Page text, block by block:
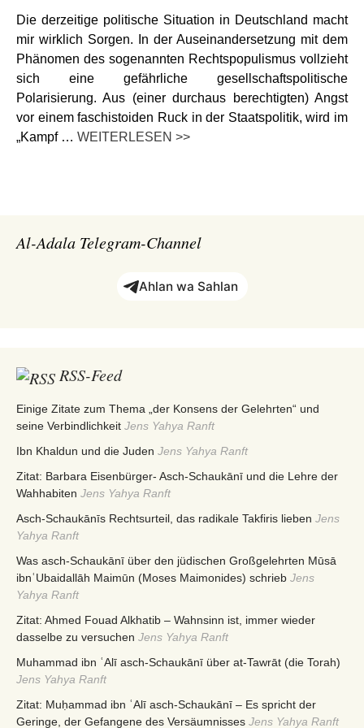
Die derzeitige politische Situation in Deutschland macht
mir wirklich Sorgen. In der Auseinandersetzung mit dem
Phänomen des sogenannten Rechtspopulismus vollzieht
sich eine gefährliche gesellschaftspolitische
Polarisierung. Aus (einer durchaus berechtigten) Angst
vor einem faschistoiden Ruck in der Staatspolitik, wird im
„Kampf … WEITERLESEN >>
Al-Adala Telegram-Channel
Ahlan wa Sahlan
RSS-Feed
Einige Zitate zum Thema „der Konsens der Gelehrten“ und
seine Verbindlichkeit Jens Yahya Ranft
Ibn Khaldun und die Juden Jens Yahya Ranft
Zitat: Barbara Eisenbürger- Asch-Schaukānī und die Lehre der
Wahhabiten Jens Yahya Ranft
Asch-Schaukānīs Rechtsurteil, das radikale Takfiris lieben Jens
Yahya Ranft
Was asch-Schaukānī über den jüdischen Großgelehrten Mūsā
ibnʿUbaidallāh Maimūn (Moses Maimonides) schrieb Jens
Yahya Ranft
Zitat: Ahmed Fouad Alkhatib – Wahnsinn ist, immer wieder
dasselbe zu versuchen Jens Yahya Ranft
Muhammad ibn ʿAlī asch-Schaukānī über at-Tawrāt (die Torah)
Jens Yahya Ranft
Zitat: Muḥammad ibn ʿAlī asch-Schaukānī – Es spricht der
Geringe, der Gefangene des Versäumnisses Jens Yahya Ranft